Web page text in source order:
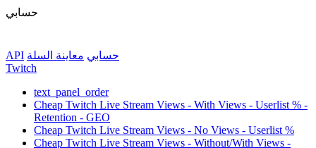
حسابي
API حسابي معاينة السلة
Twitch
text_panel_order
Cheap Twitch Live Stream Views - With Views - Userlist % -
Retention - GEO
Cheap Twitch Live Stream Views - No Views - Userlist %
Cheap Twitch Live Stream Views - Without/With Views -